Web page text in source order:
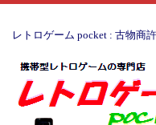
レトロゲーム pocket : 古物商